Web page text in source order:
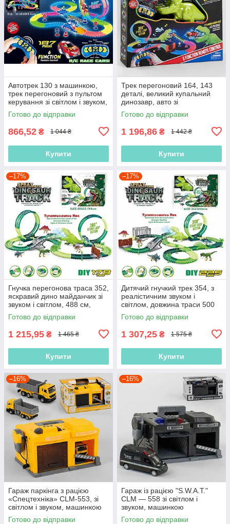
Автотрек 130 з машинкою,
трек перегоновий з пультом
керування зі світлом і звуком,
187 ел, довжина треку 425 см
Готово до відправки
866,52 ₴ 1 044 ₴
Купити
Трек перегоновий 164, 143
деталі, великий купальний
динозавр, авто зі
світлодіодами, розвідний міст
Готово до відправки
1 196,86 ₴ 1 442 ₴
Купити
–17%
Гнучка перегонова траса 352,
яскравий дино майданчик зі
звуком і світлом, 488 см,
трампліни та петля, 178
елементів
Готово до відправки
1 215,95 ₴ 1 465 ₴
Купити
–17%
Дитячий гнучкий трек 354, з
реалістичним звуком і
світлом, довжина траси 500
см, дино майданчик, петля
Готово до відправки
1 307,25 ₴ 1 575 ₴
Купити
–16%
Гараж паркінга з рацією
«Спецтехніка» CLM-553, зі
світлом і звуком, машинкою
Готово до відправки
–16%
Гараж із рацією "S.W.A.T."
CLM — 558 зі світлом і
звуком, машинкою
Готово до відправки